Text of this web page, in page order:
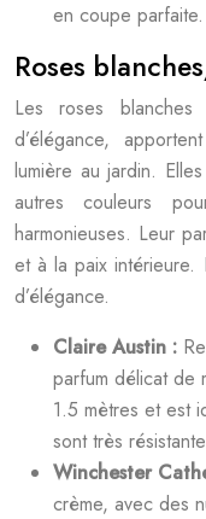
en coupe parfaite.
Roses
Les roses
d’élégance,
lumière au jardin.
autres couleurs
harmonieuses. Leur
et à la paix intérieure.
d’élégance.
Claire Austin :
parfum délicat de
1.5 mètres et est
sont très
Winchester
crème, avec des